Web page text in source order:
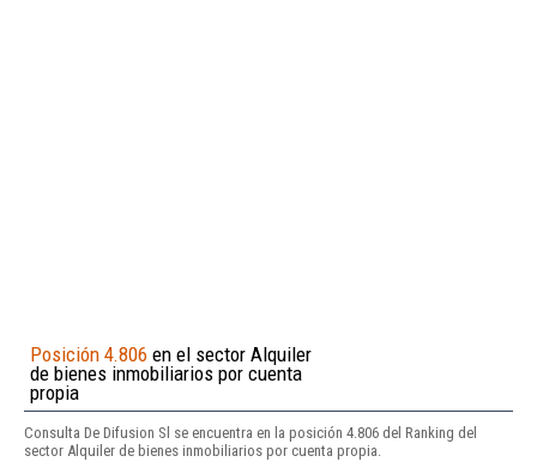
Posición 4.806 en el sector Alquiler
de bienes inmobiliarios por cuenta
propia
Consulta De Difusion Sl se encuentra en la posición 4.806 del Ranking del
sector Alquiler de bienes inmobiliarios por cuenta propia.